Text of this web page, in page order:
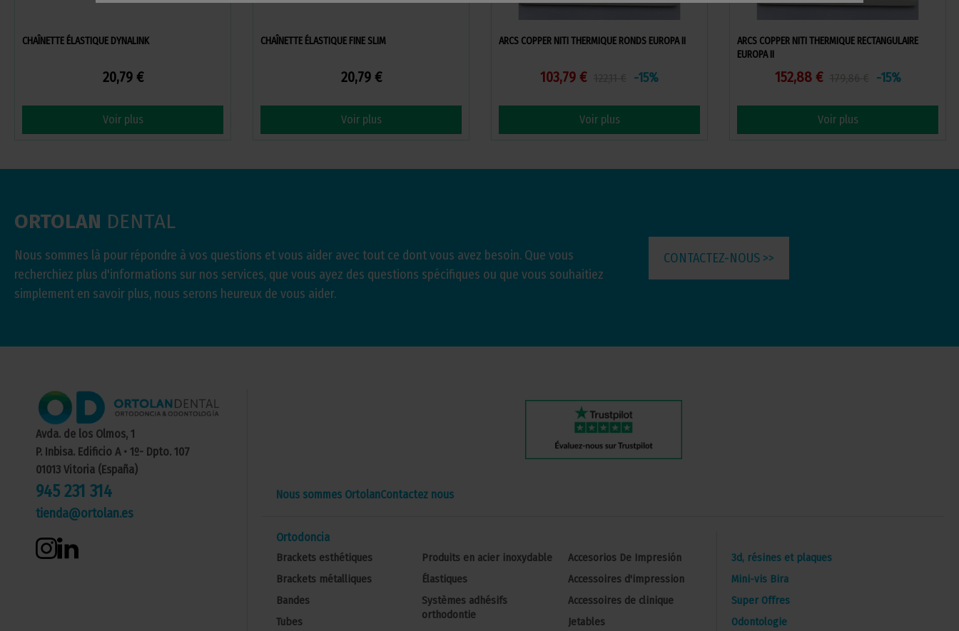
CHAÎNETTE ÉLASTIQUE DYNALINK
20,79 €
Voir plus
CHAÎNETTE ÉLASTIQUE FINE SLIM
20,79 €
Voir plus
ARCS COPPER NITI THERMIQUE RONDS EUROPA II
103,79 € -15%
Voir plus
ARCS COPPER NITI THERMIQUE RECTANGULAIRE
EUROPA II
152,88 € -15%
Voir plus
ORTOLAN DENTAL
Nous sommes là pour répondre à vos questions et vous aider avec tout ce dont vous avez besoin. Que vous
recherchiez plus d'informations sur nos services, que vous ayez des questions spécifiques ou que vous souhaitiez
simplement en savoir plus, nous serons heureux de vous aider.
CONTACTEZ-NOUS >>
Avda. de los Olmos, 1
P. Inbisa. Edificio A • 1º- Dpto. 107
01013 Vitoria (España)
945 231 314
tienda@ortolan.es
Nous sommes OrtolanContactez nous
Ortodoncia
Brackets esthétiques
Brackets métalliques
Bandes
Tubes
Produits en acier inoxydable
Élastiques
Systèmes adhésifs
orthodontie
Accesorios De Impresión
Accessoires d'impression
Accessoires de clinique
Jetables
3d, résines et plaques
Mini-vis Bira
Super Offres
Odontologie